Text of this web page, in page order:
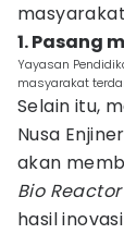
1. Pasang
Yayasan
masyarakat
Selain itu,
Nusa
akan
Bio Reactor
hasil